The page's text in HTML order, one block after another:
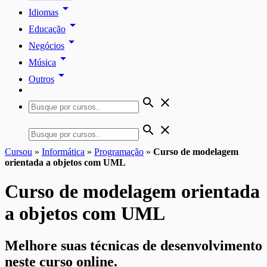
Idiomas arrow_drop_down
Educação arrow_drop_down
Negócios arrow_drop_down
Música arrow_drop_down
Outros arrow_drop_down
search close
search close
Cursou » Informática » Programação » Curso de modelagem
orientada a objetos com UML
Curso de modelagem orientada
a objetos com UML
Melhore suas técnicas de desenvolvimento
neste curso online.